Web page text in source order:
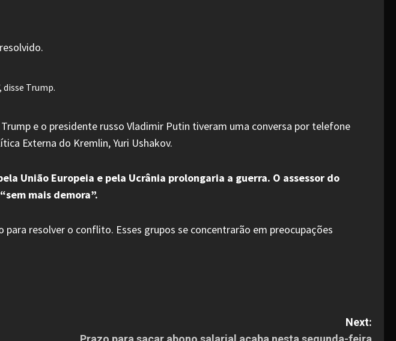
Trump.
e o presidente russo Vladimir Putin tiveram uma conversa por telefone
Externa do Kremlin, Yuri Ushakov.
União Europeia e pela Ucrânia prolongaria a guerra. O assessor do
mais demora”.
resolver o conflito. Esses grupos se concentrarão em preocupações
Next: